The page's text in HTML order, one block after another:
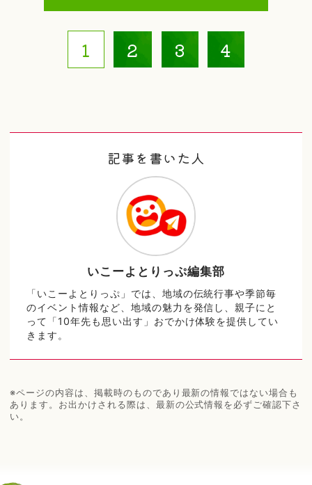
1 2 3 4
記事を書いた人
いこーよとりっぷ編集部
「いこーよとりっぷ」では、地域の伝統行事や季節毎
のイベント情報など、地域の魅力を発信し、親子にと
って「10年先も思い出す」おでかけ体験を提供してい
きます。
※ページの内容は、掲載時のものであり最新の情報ではない場合も
あります。お出かけされる際は、最新の公式情報を必ずご確認下さ
い。